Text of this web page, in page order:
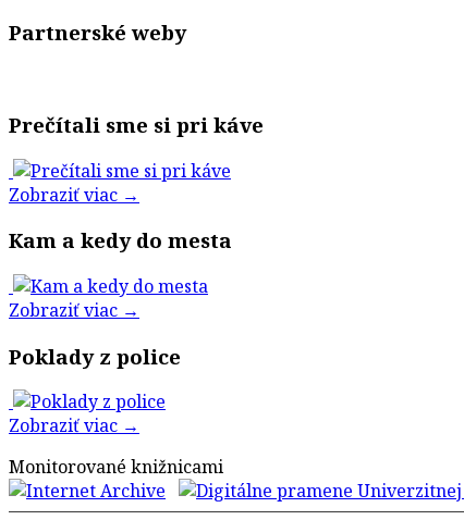
Partnerské weby
Prečítali sme si pri káve
Zobraziť viac →
Kam a kedy do mesta
Zobraziť viac →
Poklady z police
Zobraziť viac →
Monitorované knižnicami